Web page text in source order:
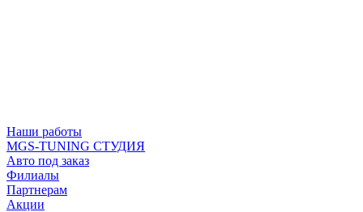
Наши работы
MGS-TUNING СТУДИЯ
Авто под заказ
Филиалы
Партнерам
Акции